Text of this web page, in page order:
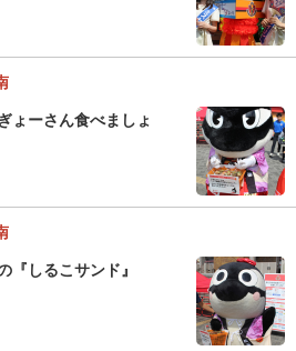
ょーさん食べましょ
『しるこサンド』